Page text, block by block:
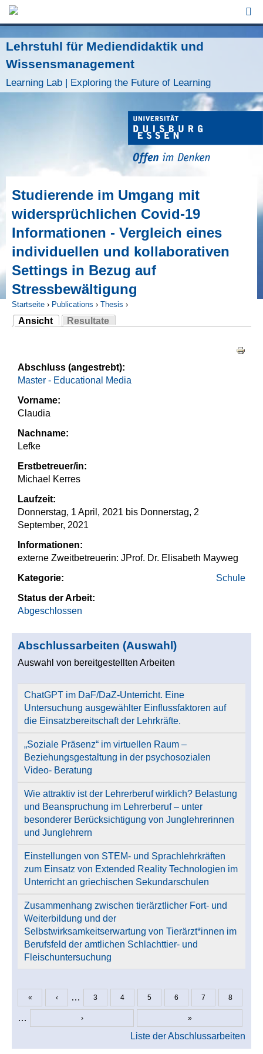
Lehrstuhl für Mediendidaktik und
Wissensmanagement
Learning Lab | Exploring the Future of Learning
Studierende im Umgang mit
widersprüchlichen Covid-19
Informationen - Vergleich eines
individuellen und kollaborativen
Settings in Bezug auf
Stressbewältigung
Sie sind hier
Startseite › Publications › Thesis ›
Ansicht
(aktiver Reiter)
Resultate
Abschluss (angestrebt):
Master - Educational Media
Vorname:
Claudia
Nachname:
Lefke
Erstbetreuer/in:
Michael Kerres
Laufzeit:
Donnerstag, 1 April, 2021 bis Donnerstag, 2
September, 2021
Informationen:
externe Zweitbetreuerin: JProf. Dr. Elisabeth Mayweg
Kategorie:
Schule
Status der Arbeit:
Abgeschlossen
Abschlussarbeiten (Auswahl)
Auswahl von bereitgestellten Arbeiten
ChatGPT im DaF/DaZ-Unterricht. Eine
Untersuchung ausgewählter Einflussfaktoren auf
die Einsatzbereitschaft der Lehrkräfte.
„Soziale Präsenz“ im virtuellen Raum –
Beziehungsgestaltung in der psychosozialen
Video- Beratung
Wie attraktiv ist der Lehrerberuf wirklich? Belastung
und Beanspruchung im Lehrerberuf – unter
besonderer Berücksichtigung von Junglehrerinnen
und Junglehrern
Einstellungen von STEM- und Sprachlehrkräften
zum Einsatz von Extended Reality Technologien im
Unterricht an griechischen Sekundarschulen
Zusammenhang zwischen tierärztlicher Fort- und
Weiterbildung und der
Selbstwirksamkeitserwartung von Tierärzt*innen im
Berufsfeld der amtlichen Schlachttier- und
Fleischuntersuchung
Seiten
« ‹ … 3 4 5 6 7 8
… › »
Liste der Abschlussarbeiten